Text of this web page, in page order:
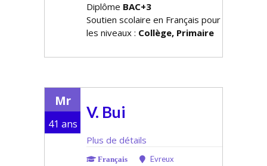
Diplôme BAC+3
Soutien scolaire en Français pour
les niveaux : Collège, Primaire
Mr
41 ans
V. Bui
Plus de détails
Français Evreux